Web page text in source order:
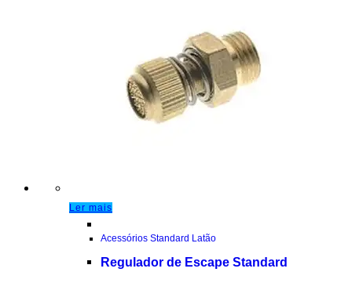
Ler mais
Acessórios Standard Latão
Regulador de Escape Standard